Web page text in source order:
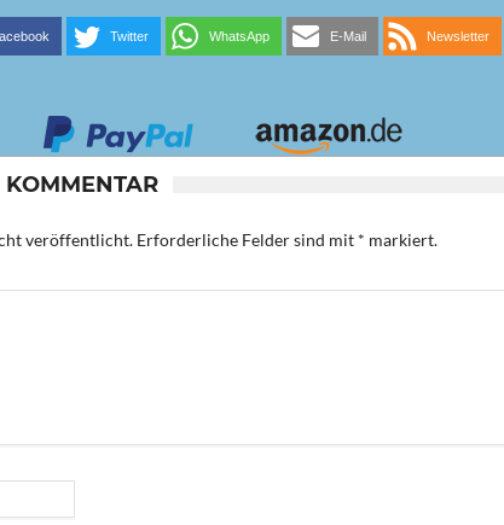
Twitter WhatsApp E-Mail Newsletter
veröffentlicht. Erforderliche Felder sind mit * markiert.